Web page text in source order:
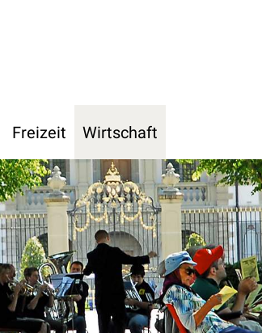
Freizeit Wirtschaft